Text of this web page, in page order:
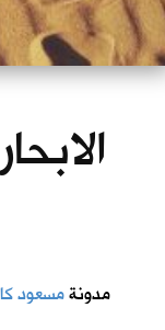
مدونةمسعود